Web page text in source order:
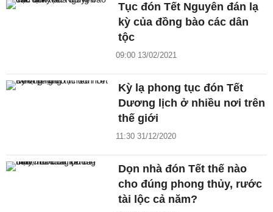
Tục đón Tết Nguyên đán lạ
kỳ của đồng bào các dân
tộc
09:00 13/02/2021
Kỳ lạ phong tục đón Tết
Dương lịch ở nhiều nơi trên
thế giới
11:30 31/12/2020
Dọn nhà đón Tết thế nào
cho đúng phong thủy, rước
tài lộc cả năm?